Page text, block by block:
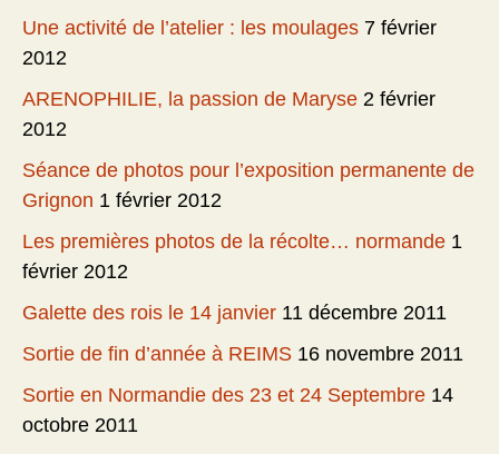
Une activité de l’atelier : les moulages 7 février
2012
ARENOPHILIE, la passion de Maryse 2 février
2012
Séance de photos pour l’exposition permanente de
Grignon 1 février 2012
Les premières photos de la récolte… normande 1
février 2012
Galette des rois le 14 janvier 11 décembre 2011
Sortie de fin d’année à REIMS 16 novembre 2011
Sortie en Normandie des 23 et 24 Septembre 14
octobre 2011